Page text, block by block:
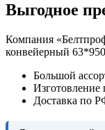
Выгодное
Компания
конвейерный
Большой
Изготовление
Доставка по